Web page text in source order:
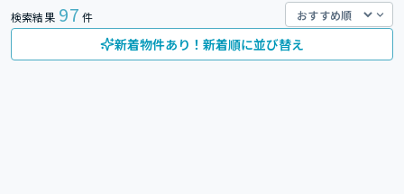
検索結果 97 件
新着物件あり！新着順に並び替え